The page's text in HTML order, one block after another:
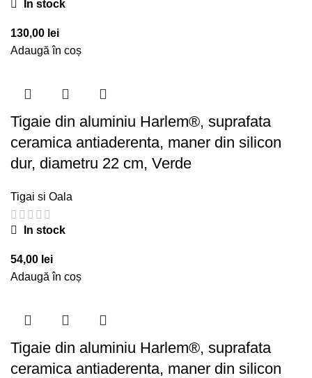
In stock
130,00 lei
Adaugă în coș
Tigaie din aluminiu Harlem®, suprafata
ceramica antiaderenta, maner din silicon
dur, diametru 22 cm, Verde
Tigai si Oala
In stock
54,00 lei
Adaugă în coș
Tigaie din aluminiu Harlem®, suprafata
ceramica antiaderenta, maner din silicon